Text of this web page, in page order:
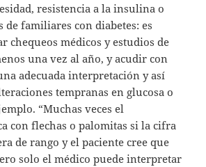
resistencia a la insulina o
de familiares con diabetes: es
chequeos médicos y estudios de
una vez al año, y acudir con
adecuada interpretación y así
tempranas en glucosa o
“Muchas veces el
con flechas o palomitas si la cifra
de rango y el paciente cree que
solo el médico puede interpretar